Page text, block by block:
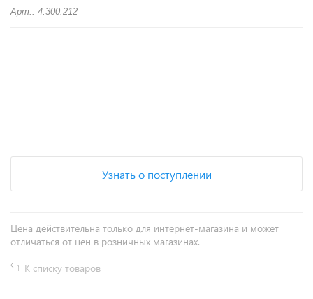
Арт.: 4.300.212
Узнать о поступлении
Цена действительна только для интернет-магазина и может
отличаться от цен в розничных магазинах.
К списку товаров